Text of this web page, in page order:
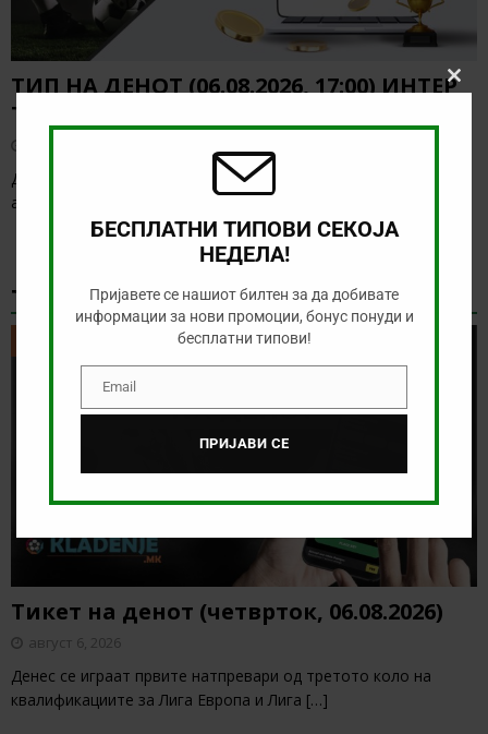
ТИП НА ДЕНОТ (06.08.2026, 17:00) ИНТЕР
ТУРКУ – ВАДУС
Денес има солидна понуда за обложување, а ние ќе го
анализираме дуелот од Конференциската лига
ТИКЕТ НА ДЕНОТ
Тикет на денот (четврток, 06.08.2026)
август 6, 2026
Денес се играат првите натпревари од третото коло на
квалификациите за Лига Европа и Лига […]
Close
БЕСПЛАТНИ ТИПОВИ СЕКОЈА
НЕДЕЛА!
Пријавете се нашиот билтен за да добивате
информации за нови промоции, бонус понуди и
бесплатни типови!
EmailEmail
ПРИЈАВИ СЕ